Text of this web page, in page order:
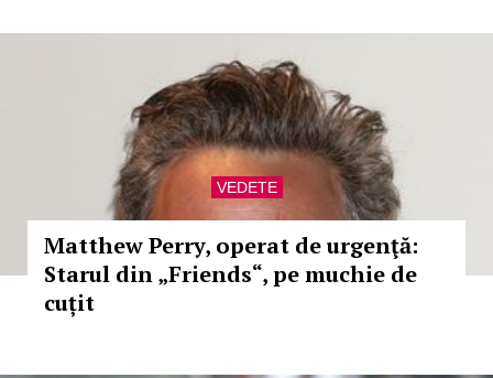
VEDETE
Matthew Perry, operat de urgenţă:
Starul din „Friends“, pe muchie de
cuțit